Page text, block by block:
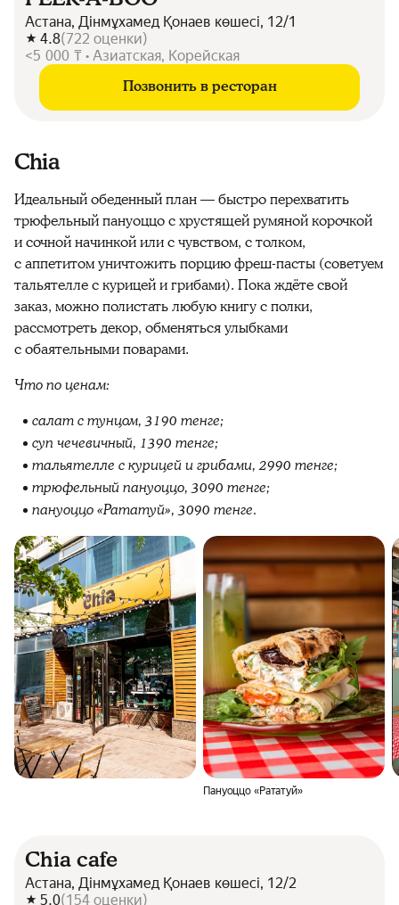
Астана, Дінмұхамед Қонаев көшесі, 12/1
4.8(722 оценки)
<5 000 ₸ • Азиатская, Корейская
Позвонить в ресторан
Chia
Идеальный обеденный план — быстро перехватить
трюфельный пануоццо с хрустящей румяной корочкой
и сочной начинкой или с чувством, с толком,
с аппетитом уничтожить порцию фреш-пасты (советуем
тальятелле с курицей и грибами). Пока ждёте свой
заказ, можно полистать любую книгу с полки,
рассмотреть декор, обменяться улыбками
с обаятельными поварами.
Что по ценам:
салат с тунцом, 3190 тенге;
суп чечевичный, 1390 тенге;
тальятелле с курицей и грибами, 2990 тенге;
трюфельный пануоццо, 3090 тенге;
пануоццо «Рататуй», 3090 тенге.
Пануоццо «Рататуй»
Chia cafe
Астана, Дінмұхамед Қонаев көшесі, 12/2
5.0(154 оценки)